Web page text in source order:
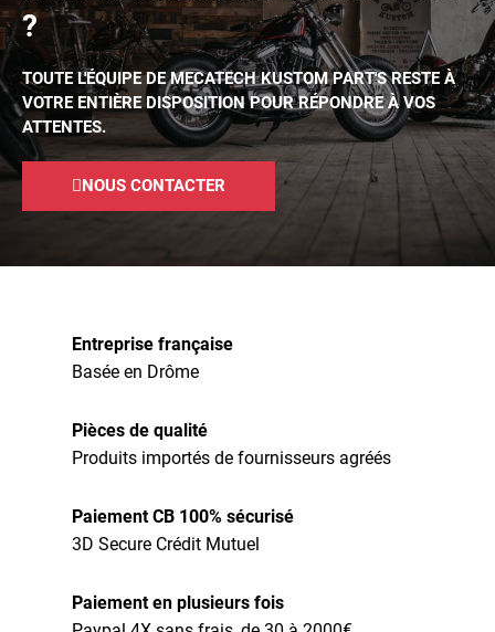
?
TOUTE L'ÉQUIPE DE MECATECH KUSTOM PART'S RESTE À
VOTRE ENTIÈRE DISPOSITION POUR RÉPONDRE À VOS
ATTENTES.
NOUS CONTACTER
Entreprise française
Basée en Drôme
Pièces de qualité
Produits importés de fournisseurs agréés
Paiement CB 100% sécurisé
3D Secure Crédit Mutuel
Paiement en plusieurs fois